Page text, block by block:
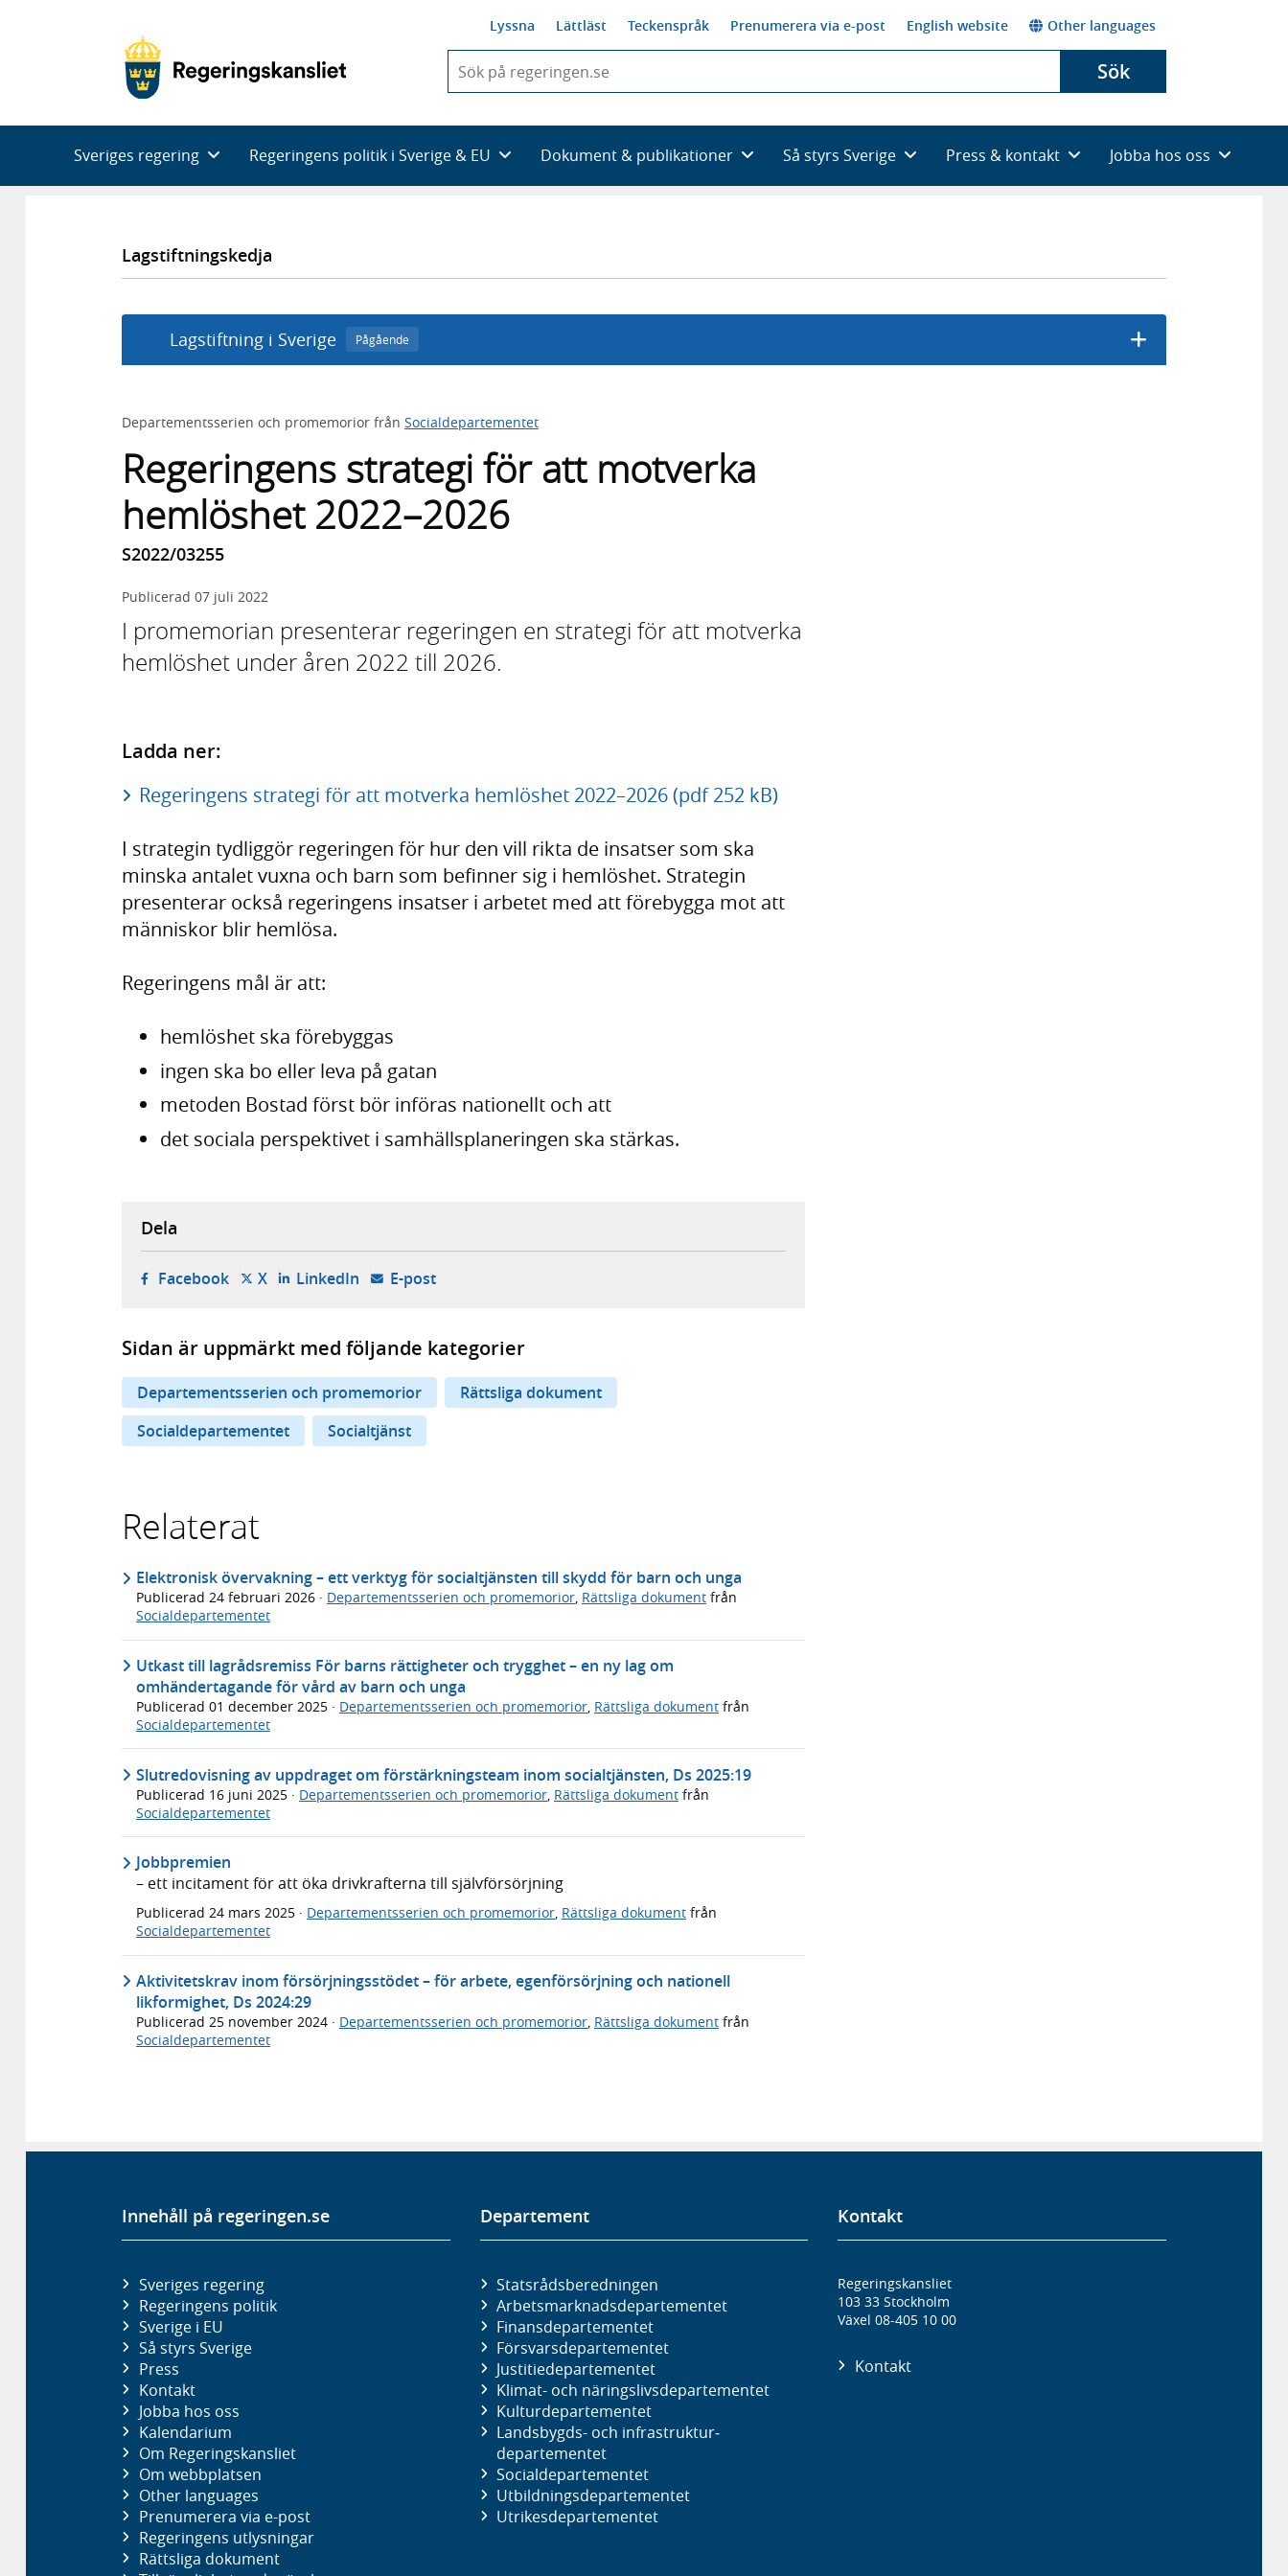
Lyssna Lättläst Teckenspråk Prenumerera via e-post English website Other languages
du
skriva
framträder
en
Sök
Sveriges regering Regeringens politik i Sverige & EU Dokument & publikationer Så styrs Sverige Press & kontakt Jobba hos oss
Lagstiftningskedja
Lagstiftning i Sverige Pågående
Departementsserien och promemorior från Socialdepartementet
Regeringens strategi för att motverka
hemlöshet 2022–2026
S2022/03255
Publicerad 07 juli 2022
I promemorian presenterar regeringen en strategi för att motverka
hemlöshet under åren 2022 till 2026.
Ladda ner:
Regeringens strategi för att motverka hemlöshet 2022–2026 (pdf 252 kB)
I strategin tydliggör regeringen för hur den vill rikta de insatser som ska
minska antalet vuxna och barn som befinner sig i hemlöshet. Strategin
presenterar också regeringens insatser i arbetet med att förebygga mot att
människor blir hemlösa.
Regeringens mål är att:
hemlöshet ska förebyggas
ingen ska bo eller leva på gatan
metoden Bostad först bör införas nationellt och att
det sociala perspektivet i samhällsplaneringen ska stärkas.
Dela
Facebook- öppnas i ny flik, extern webbplats,
X- öppnas i ny flik, extern webbplats,
LinkedIn- öppnas i ny flik, extern webbplats,
E-post- öppnar din e-postklient,
Sidan är uppmärkt med följande kategorier
Departementsserien och promemorior
Rättsliga dokument
Socialdepartementet
Socialtjänst
Relaterat
Elektronisk övervakning – ett verktyg för socialtjänsten till skydd för barn och unga
Publicerad 24 februari 2026 · Departementsserien och promemorior, Rättsliga dokument från
Socialdepartementet
Utkast till lagrådsremiss För barns rättigheter och trygghet – en ny lag om
omhändertagande för vård av barn och unga
Publicerad 01 december 2025 · Departementsserien och promemorior, Rättsliga dokument från
Socialdepartementet
Slutredovisning av uppdraget om förstärkningsteam inom socialtjänsten, Ds 2025:19
Publicerad 16 juni 2025 · Departementsserien och promemorior Rättsliga dokument från
Socialdepartementet
Jobbpremien
– ett incitament för att öka drivkrafterna till självförsörjning
Publicerad 24 mars 2025 · Departementsserien och promemorior, Rättsliga dokument från
Socialdepartementet
Aktivitetskrav inom försörjningsstödet – för arbete, egenförsörjning och nationell
likformighet, Ds 2024:29
Publicerad 25 november 2024 · Departementsserien och promemorior, Rättsliga dokument från
Socialdepartementet
Innehåll på regeringen.se
Sveriges regering
Regeringens politik
Sverige i EU
Så styrs Sverige
Press
Kontakt
Jobba hos oss
Kalendarium
Om Regeringskansliet
Om webbplatsen
Other languages
Prenumerera via e-post
Regeringens utlysningar
Rättsliga dokument
Departement
Statsrådsberedningen
Arbetsmarknads­departementet
Finans­departementet
Försvars­departementet
Justitie­departementet
Klimat- och näringslivs­departementet
Kultur­departementet
Landsbygds- och infrastruktur­
departementet
Social­departementet
Utbildnings­departementet
Utrikes­departementet
Kontakt
Regeringskansliet
103 33 Stockholm
Växel 08-405 10 00
Kontakt